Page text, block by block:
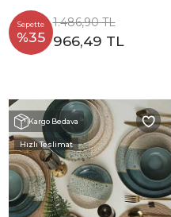
Sepette
%35
1.486,90 TL
966,49 TL
Kargo Bedava
Hızlı Teslimat